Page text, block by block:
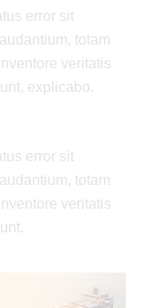
error sit
totam
veritatis
explicabo.
error sit
totam
veritatis